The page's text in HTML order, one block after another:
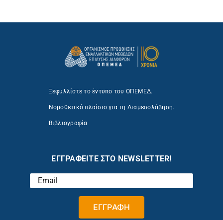
Ξεφυλλίστε το έντυπο του ΟΠΕΜΕΔ.
Νομοθετικό πλαίσιο για τη Διαμεσολάβηση.
Βιβλιογραφία
ΕΓΓΡΑΦΕΙΤΕ ΣΤΟ NEWSLETTER!